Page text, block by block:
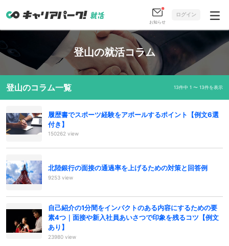
お知らせ
ログイン
登山の就活コラム
登山のコラム一覧 13件中 1 〜 13件を表示
履歴書でスポーツ経験をアポールするポイント【例文6選
付き】
150262 view
北陸銀行の面接の通過率を上げるための対策と回答例
9253 view
自己紹介の1分間をインパクトのある内容にするための要
素4つ｜面接や新入社員あいさつで印象を残るコツ【例文
あり】
23980 view